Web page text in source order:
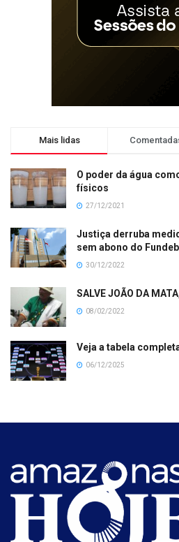
Mais lidas
O poder da água
físicos
27/12/2021
Justiça derruba
sem abono do Fundeb
30/12/2022
SALVE JOÃO DA
08/02/2022
Veja a tabela
06/12/2025